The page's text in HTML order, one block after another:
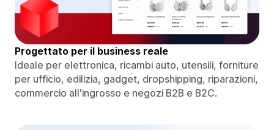
Progettato per il business reale
Ideale per elettronica, ricambi auto, utensili, forniture
per ufficio, edilizia, gadget, dropshipping, riparazioni,
commercio all'ingrosso e negozi B2B e B2C.